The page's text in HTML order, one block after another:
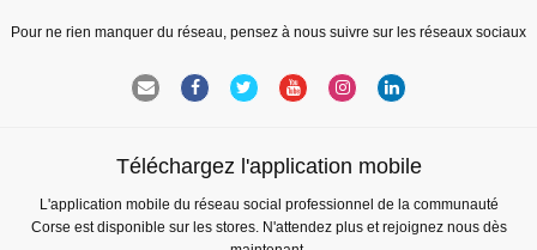
Pour ne rien manquer du réseau, pensez à nous suivre sur les réseaux sociaux
Téléchargez l'application mobile
L'application mobile du réseau social professionnel de la communauté
Corse est disponible sur les stores. N'attendez plus et rejoignez nous dès